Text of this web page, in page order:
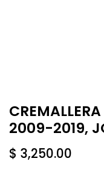
2009-2019,
$ 3,250.00